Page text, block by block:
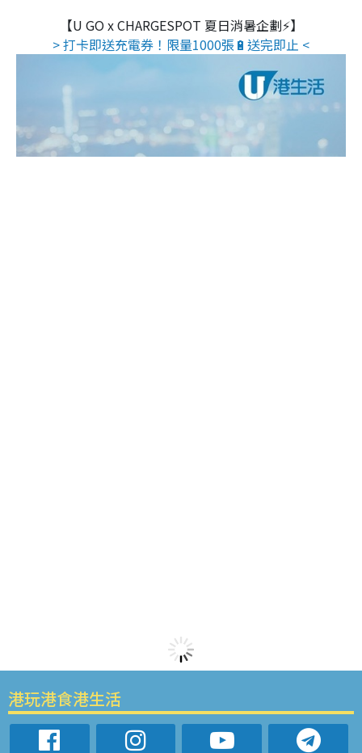
【U GO x CHARGESPOT 夏日消暑企劃⚡】
> 打卡即送充電券！限量1000張🔋送完即止 <
港玩港食港生活